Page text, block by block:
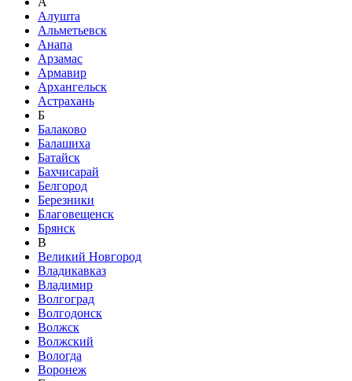
Алушта
Альметьевск
Анапа
Арзамас
Армавир
Архангельск
Астрахань
Б
Балаково
Балашиха
Батайск
Бахчисарай
Белгород
Березники
Благовещенск
Брянск
В
Великий Новгород
Владикавказ
Владимир
Волгоград
Волгодонск
Волжск
Волжский
Вологда
Воронеж